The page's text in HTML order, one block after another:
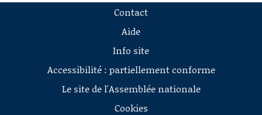
Contact
Aide
Info site
Accessibilité : partiellement conforme
Le site de l'Assemblée nationale
Cookies